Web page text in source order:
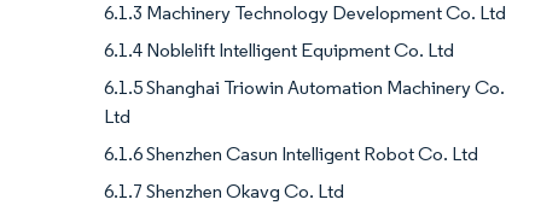
6.1.3 Machinery Technology Development Co. Ltd
6.1.4 Noblelift Intelligent Equipment Co. Ltd
6.1.5 Shanghai Triowin Automation Machinery Co.
Ltd
6.1.6 Shenzhen Casun Intelligent Robot Co. Ltd
6.1.7 Shenzhen Okavg Co. Ltd